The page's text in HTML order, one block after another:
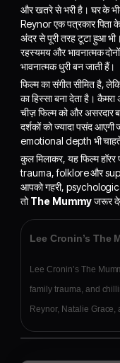
और खतरे से भरी है। घर के
Reynor एक पत्रकार
अंदर से पूरी तरह टूटा हुआ
रहस्यमय और भावनात्मक
भावनात्मक धुरी बन जाती हैं।
फिल्म का संगीत सीमित है,
का हिस्सा बना देता है।
चीज़ फिल्म को और असरदार
दर्शकों को ज्यादा पसंद
emotional depth भी
कुल मिलाकर, यह फिल्म
trauma, folklore और
आपको गहरी,
तोThe Mummyजरूर
Lee Cronin’s The
Lee Cronin’s The
family trauma, and